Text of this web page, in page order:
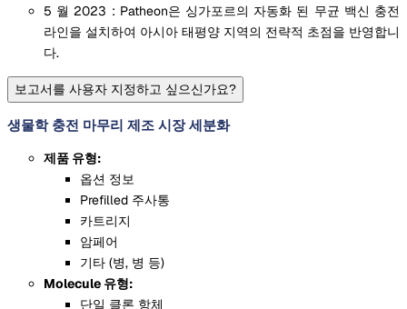
5 월 2023 : Patheon은 싱가포르의 자동화 된 무균 백신 충전
라인을 설치하여 아시아 태평양 지역의 전략적 초점을 반영합니
다.
보고서를 사용자 지정하고 싶으신가요?
생물학 충전 마무리 제조 시장 세분화
제품 유형:
옵션 정보
Prefilled 주사통
카트리지
암페어
기타 (병, 병 등)
Molecule 유형:
단일 클론 항체